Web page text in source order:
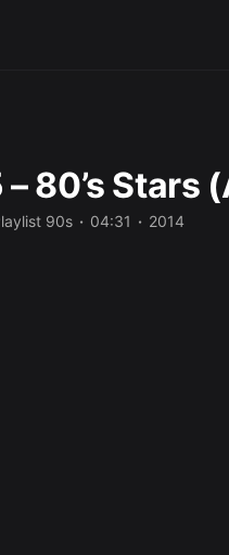
80’s Stars
90s 04:31 2014